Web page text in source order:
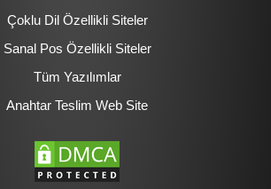
Çoklu Dil Özellikli Siteler
Sanal Pos Özellikli Siteler
Tüm Yazılımlar
Anahtar Teslim Web Site